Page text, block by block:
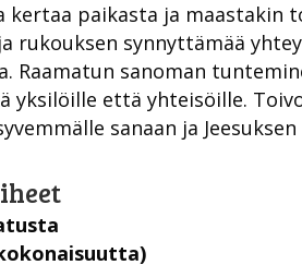
paikasta ja maastakin
rukouksen synnyttämää
Raamatun sanoman
yksilöille että yhteisöille.
sanaan ja